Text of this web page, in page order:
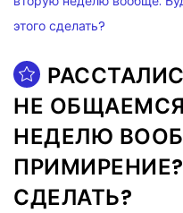
НЕ
НЕДЕЛЮ
СДЕЛАТЬ?